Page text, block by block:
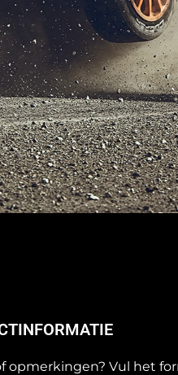
opmerkingen? Vul het